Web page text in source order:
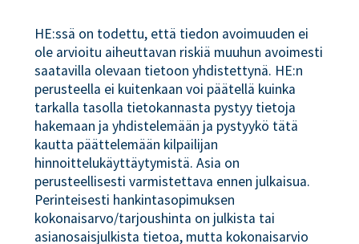
HE:ssä on todettu, että tiedon avoimuuden ei
ole arvioitu aiheuttavan riskiä muuhun avoimesti
saatavilla olevaan tietoon yhdistettynä. HE:n
perusteella ei kuitenkaan voi päätellä kuinka
tarkalla tasolla tietokannasta pystyy tietoja
hakemaan ja yhdistelemään ja pystyykö tätä
kautta päättelemään kilpailijan
hinnoittelukäyttäytymistä. Asia on
perusteellisesti varmistettava ennen julkaisua.
Perinteisesti hankintasopimuksen
kokonaisarvo/tarjoushinta on julkista tai
asianosaisjulkista tietoa, mutta kokonaisarvio